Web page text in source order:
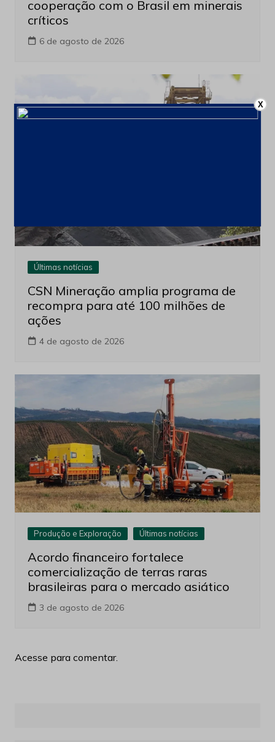
cooperação com o Brasil em minerais
críticos
6 de agosto de 2026
Últimas notícias
CSN Mineração amplia programa de
recompra para até 100 milhões de
ações
4 de agosto de 2026
Produção e Exploração Últimas notícias
Acordo financeiro fortalece
comercialização de terras raras
brasileiras para o mercado asiático
3 de agosto de 2026
Acesse para comentar.
X